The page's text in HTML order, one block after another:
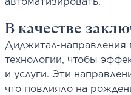
В качестве
Диджитал-
технологии, чтобы
и услуги. Эти
что повлияло на